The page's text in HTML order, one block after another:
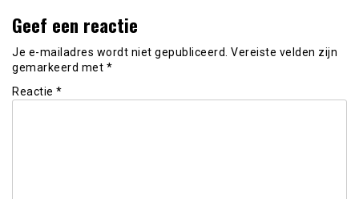
Geef een reactie
Je e-mailadres wordt niet gepubliceerd. Vereiste velden zijn
gemarkeerd met *
Reactie *